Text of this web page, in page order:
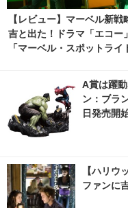
【レビュー】マーベル新戦
吉と出た！ドラマ「エコー
「マーベル・スポットライ
A賞は躍
ン：ブラ
日発売開
【ハリウ
ファンに